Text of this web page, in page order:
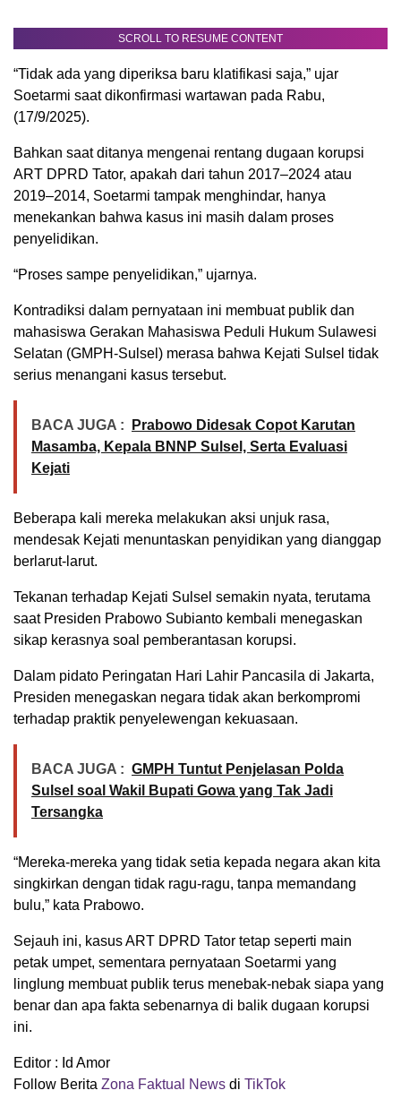
SCROLL TO RESUME CONTENT
“Tidak ada yang diperiksa baru klatifikasi saja,” ujar
Soetarmi saat dikonfirmasi wartawan pada Rabu,
(17/9/2025).
Bahkan saat ditanya mengenai rentang dugaan korupsi
ART DPRD Tator, apakah dari tahun 2017–2024 atau
2019–2014, Soetarmi tampak menghindar, hanya
menekankan bahwa kasus ini masih dalam proses
penyelidikan.
“Proses sampe penyelidikan,” ujarnya.
Kontradiksi dalam pernyataan ini membuat publik dan
mahasiswa Gerakan Mahasiswa Peduli Hukum Sulawesi
Selatan (GMPH-Sulsel) merasa bahwa Kejati Sulsel tidak
serius menangani kasus tersebut.
BACA JUGA :
Prabowo Didesak Copot Karutan
Masamba, Kepala BNNP Sulsel, Serta Evaluasi
Kejati
Beberapa kali mereka melakukan aksi unjuk rasa,
mendesak Kejati menuntaskan penyidikan yang dianggap
berlarut-larut.
Tekanan terhadap Kejati Sulsel semakin nyata, terutama
saat Presiden Prabowo Subianto kembali menegaskan
sikap kerasnya soal pemberantasan korupsi.
Dalam pidato Peringatan Hari Lahir Pancasila di Jakarta,
Presiden menegaskan negara tidak akan berkompromi
terhadap praktik penyelewengan kekuasaan.
BACA JUGA : GMPH Tuntut Penjelasan Polda
Sulsel soal Wakil Bupati Gowa yang Tak Jadi
Tersangka
“Mereka-mereka yang tidak setia kepada negara akan kita
singkirkan dengan tidak ragu-ragu, tanpa memandang
bulu,” kata Prabowo.
Sejauh ini, kasus ART DPRD Tator tetap seperti main
petak umpet, sementara pernyataan Soetarmi yang
linglung membuat publik terus menebak-nebak siapa yang
benar dan apa fakta sebenarnya di balik dugaan korupsi
ini.
Editor : Id Amor
Follow Berita Zona Faktual News di TikTok